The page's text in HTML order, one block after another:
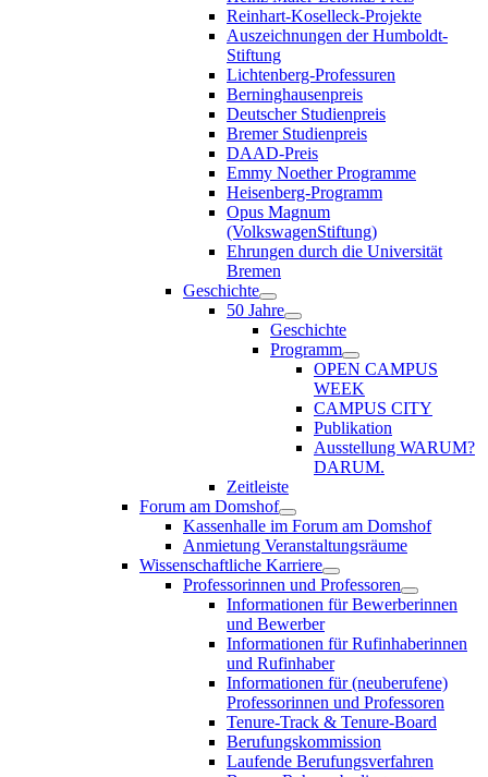
Reinhart-Koselleck-Projekte
Auszeichnungen der Humboldt-
Stiftung
Lichtenberg-Professuren
Berninghausenpreis
Deutscher Studienpreis
Bremer Studienpreis
DAAD-Preis
Emmy Noether Programme
Heisenberg-Programm
Opus Magnum
(VolkswagenStiftung)
Ehrungen durch die Universität
Bremen
Geschichte
50 Jahre
Geschichte
Programm
OPEN CAMPUS
WEEK
CAMPUS CITY
Publikation
Ausstellung WARUM?
DARUM.
Zeitleiste
Forum am Domshof
Kassenhalle im Forum am Domshof
Anmietung Veranstaltungsräume
Wissenschaftliche Karriere
Professorinnen und Professoren
Informationen für Bewerberinnen
und Bewerber
Informationen für Rufinhaberinnen
und Rufinhaber
Informationen für (neuberufene)
Professorinnen und Professoren
Tenure-Track & Tenure-Board
Berufungskommission
Laufende Berufungsverfahren